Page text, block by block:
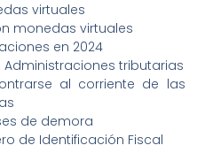
virtuales
monedas virtuales
en 2024
tributarias
al corriente de las
de demora
de Identificación Fiscal